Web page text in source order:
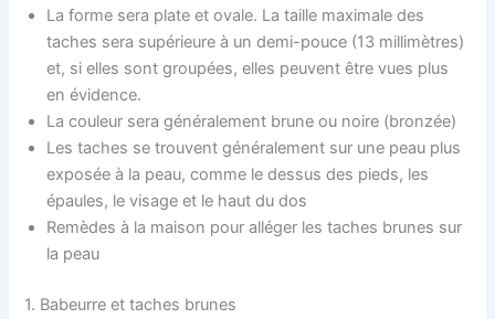
La forme sera plate et ovale. La taille maximale des
taches sera supérieure à un demi-pouce (13 millimètres)
et, si elles sont groupées, elles peuvent être vues plus
en évidence.
La couleur sera généralement brune ou noire (bronzée)
Les taches se trouvent généralement sur une peau plus
exposée à la peau, comme le dessus des pieds, les
épaules, le visage et le haut du dos
Remèdes à la maison pour alléger les taches brunes sur
la peau
1. Babeurre et taches brunes